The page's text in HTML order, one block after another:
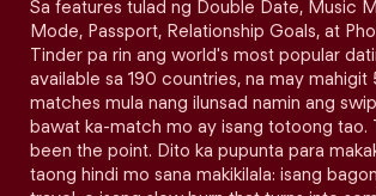
Sa features tulad ng Double Date, Music
Mode, Passport, Relationship Goals, at
Tinder pa rin ang world's most popular
available sa 190 countries, na may mahigit
matches mula nang ilunsad namin ang
bawat ka-match mo ay isang totoong tao.
been the point. Dito ka pupunta para
taong hindi mo sana makikilala: isang